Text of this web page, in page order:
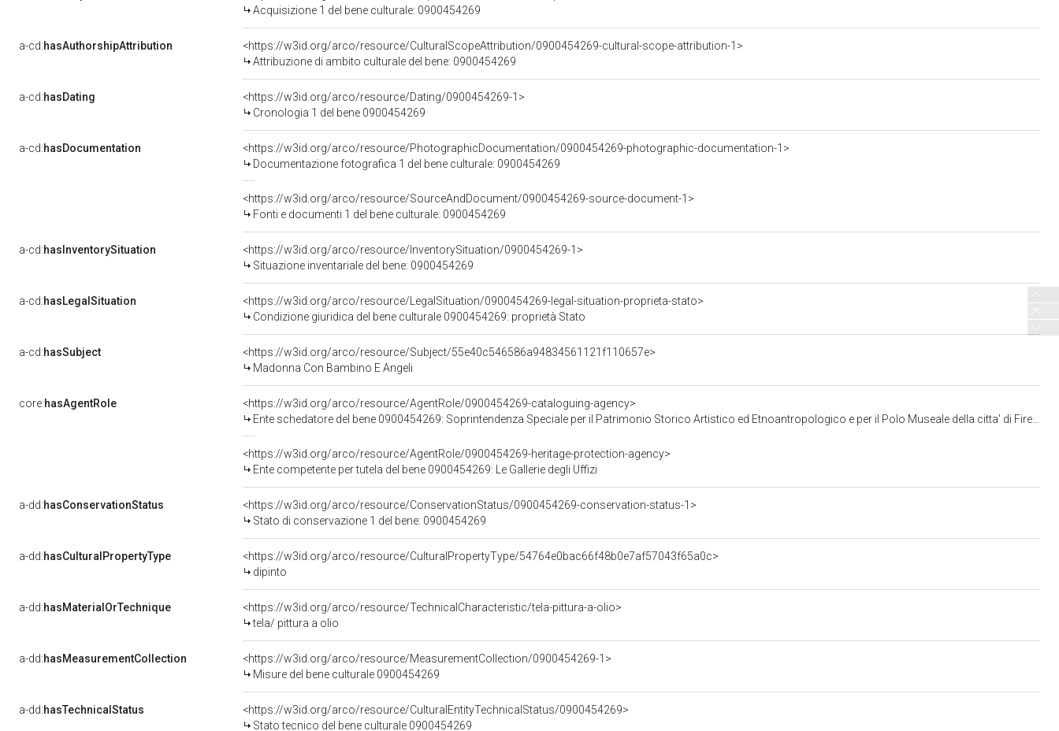
Acquisizione 1 del bene culturale: 0900454269
a-cd:hasAuthorshipAttribution
<https://w3id.org/arco/resource/CulturalScopeAttribution/0900454269-cultural-scope-attribution-1>
Attribuzione di ambito culturale del bene: 0900454269
a-cd:hasDating
<https://w3id.org/arco/resource/Dating/0900454269-1>
Cronologia 1 del bene 0900454269
a-cd:hasDocumentation
<https://w3id.org/arco/resource/PhotographicDocumentation/0900454269-photographic-documentation-1>
Documentazione fotografica 1 del bene culturale: 0900454269
<https://w3id.org/arco/resource/SourceAndDocument/0900454269-source-document-1>
Fonti e documenti 1 del bene culturale: 0900454269
a-cd:hasInventorySituation
<https://w3id.org/arco/resource/InventorySituation/0900454269-1>
Situazione inventariale del bene: 0900454269
a-cd:hasLegalSituation
<https://w3id.org/arco/resource/LegalSituation/0900454269-legal-situation-proprieta-stato>
Condizione giuridica del bene culturale 0900454269: proprietà Stato
a-cd:hasSubject
<https://w3id.org/arco/resource/Subject/55e40c546586a94834561121f110657e>
Madonna Con Bambino E Angeli
core:hasAgentRole
<https://w3id.org/arco/resource/AgentRole/0900454269-cataloguing-agency>
Ente schedatore del bene 0900454269: Soprintendenza Speciale per il Patrimonio Storico Artistico ed Etnoantropologico e per il Polo Museale della citta' di Firenze
<https://w3id.org/arco/resource/AgentRole/0900454269-heritage-protection-agency>
Ente competente per tutela del bene 0900454269: Le Gallerie degli Uffizi
a-dd:hasConservationStatus
<https://w3id.org/arco/resource/ConservationStatus/0900454269-conservation-status-1>
Stato di conservazione 1 del bene: 0900454269
a-dd:hasCulturalPropertyType
<https://w3id.org/arco/resource/CulturalPropertyType/54764e0bac66f48b0e7af57043f65a0c>
dipinto
a-dd:hasMaterialOrTechnique
<https://w3id.org/arco/resource/TechnicalCharacteristic/tela-pittura-a-olio>
tela/ pittura a olio
a-dd:hasMeasurementCollection
<https://w3id.org/arco/resource/MeasurementCollection/0900454269-1>
Misure del bene culturale 0900454269
a-dd:hasTechnicalStatus
<https://w3id.org/arco/resource/CulturalEntityTechnicalStatus/0900454269>
Stato tecnico del bene culturale 0900454269